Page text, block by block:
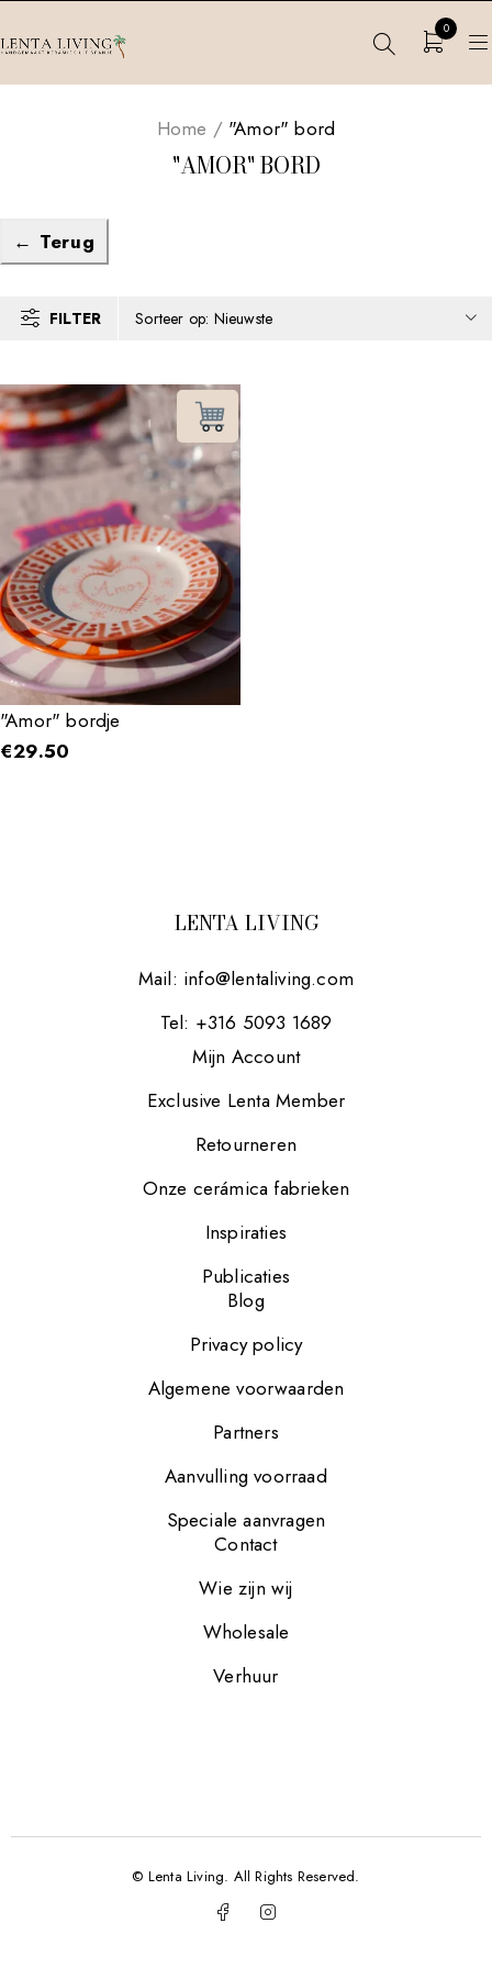
0
"AMOR" BORD
Home / "Amor" bord
← Terug
FILTER Sorteer op: Nieuwste
"Amor" bordje
€29.50
LENTA LIVING
Mail: info@lentaliving.com
Tel: +316 5093 1689
Mijn Account
Exclusive Lenta Member
Retourneren
Onze cerámica fabrieken
Inspiraties
Publicaties
Blog
Privacy policy
Algemene voorwaarden
Partners
Aanvulling voorraad
Speciale aanvragen
Contact
Wie zijn wij
Wholesale
Verhuur
© Lenta Living. All Rights Reserved.